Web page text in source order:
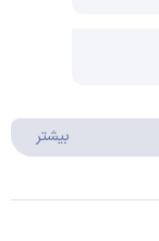
بیشتر